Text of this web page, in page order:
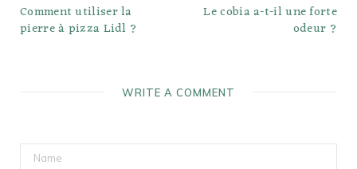
Comment utiliser la
pierre à pizza Lidl ?
Le cobia a-t-il une forte
odeur ?
WRITE A COMMENT